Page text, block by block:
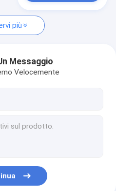
a caldo
inossidabile
più
Messaggio
Velocemente